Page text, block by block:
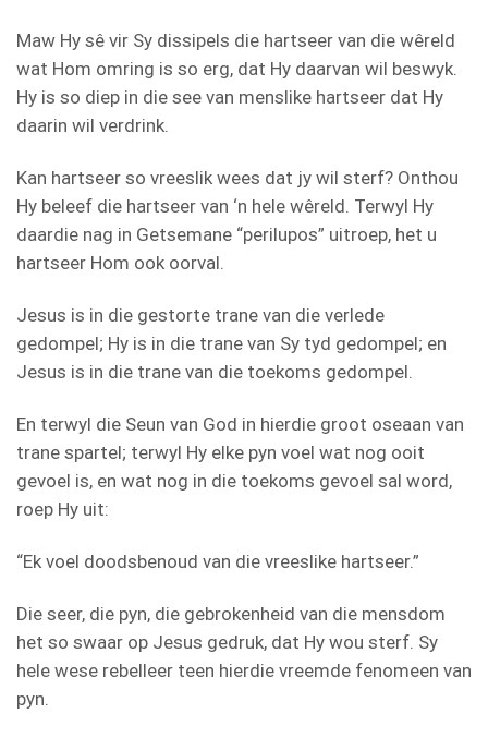
Maw Hy sê vir Sy dissipels die hartseer van die wêreld
wat Hom omring is so erg, dat Hy daarvan wil beswyk.
Hy is so diep in die see van menslike hartseer dat Hy
daarin wil verdrink.
Kan hartseer so vreeslik wees dat jy wil sterf? Onthou
Hy beleef die hartseer van ‘n hele wêreld. Terwyl Hy
daardie nag in Getsemane “perilupos” uitroep, het u
hartseer Hom ook oorval.
Jesus is in die gestorte trane van die verlede
gedompel; Hy is in die trane van Sy tyd gedompel; en
Jesus is in die trane van die toekoms gedompel.
En terwyl die Seun van God in hierdie groot oseaan van
trane spartel; terwyl Hy elke pyn voel wat nog ooit
gevoel is, en wat nog in die toekoms gevoel sal word,
roep Hy uit:
“Ek voel doodsbenoud van die vreeslike hartseer.”
Die seer, die pyn, die gebrokenheid van die mensdom
het so swaar op Jesus gedruk, dat Hy wou sterf. Sy
hele wese rebelleer teen hierdie vreemde fenomeen van
pyn.